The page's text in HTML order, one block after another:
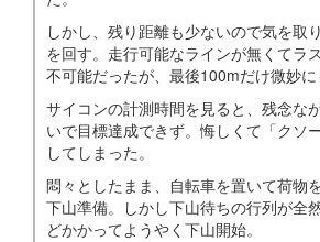
しかし、残り距離も少ないので気を取
を回す。走行可能なラインが無くてラ
不可能だったが、最後100mだけ微妙に
サイコンの計測時間を見ると、残念な
いで目標達成できず。悔しくて「クソ
してしまった。
悶々としたまま、自転車を置いて荷物
下山準備。しかし下山待ちの行列が全
どかかってようやく下山開始。